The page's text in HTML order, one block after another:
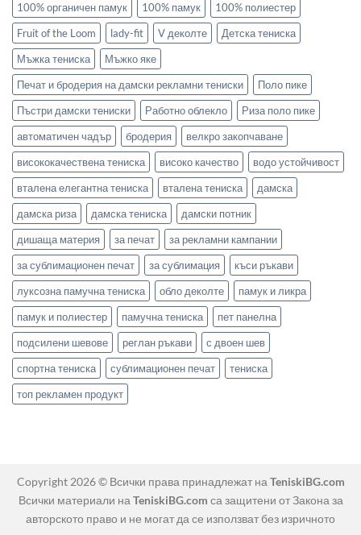
100% органичен памук 100% памук
100% полиестер
Fruit of the Loom
lady-fit V деколте
Детска тениска
Мъжка тениска
Мъжко яке
Печат и бродерия на дамски рекламни тениски
Поло пике
Пъстри дамски тениски
Работно облекло
Риза поло пике
автоматичен чадър
бродерия
велкро закопчаване
висококачествена тениска
високо качество
водо устойчивост
вталена елегантна тениска
вталена тениска
дамска
дамска риза
дамска тениска
дамски потник
дишаща материя
за печат
за рекламни кампании
за сублимационен печат
за сублимация
къси ръкави
луксозна памучна тениска
обло деколте
памук и ликра
памук и полиестер
памучна тениска
пет панелна
подсилени шевове
реглан ръкави
с двоен шев
спортна тениска
сублимационен печат
тениска
топ рекламен продукт
Copyright 2026 © Всички права принадлежат на TeniskiBG.com
Всички материали на TeniskiBG.com са защитени от Закона за
авторското право и не могат да се използват без изричното